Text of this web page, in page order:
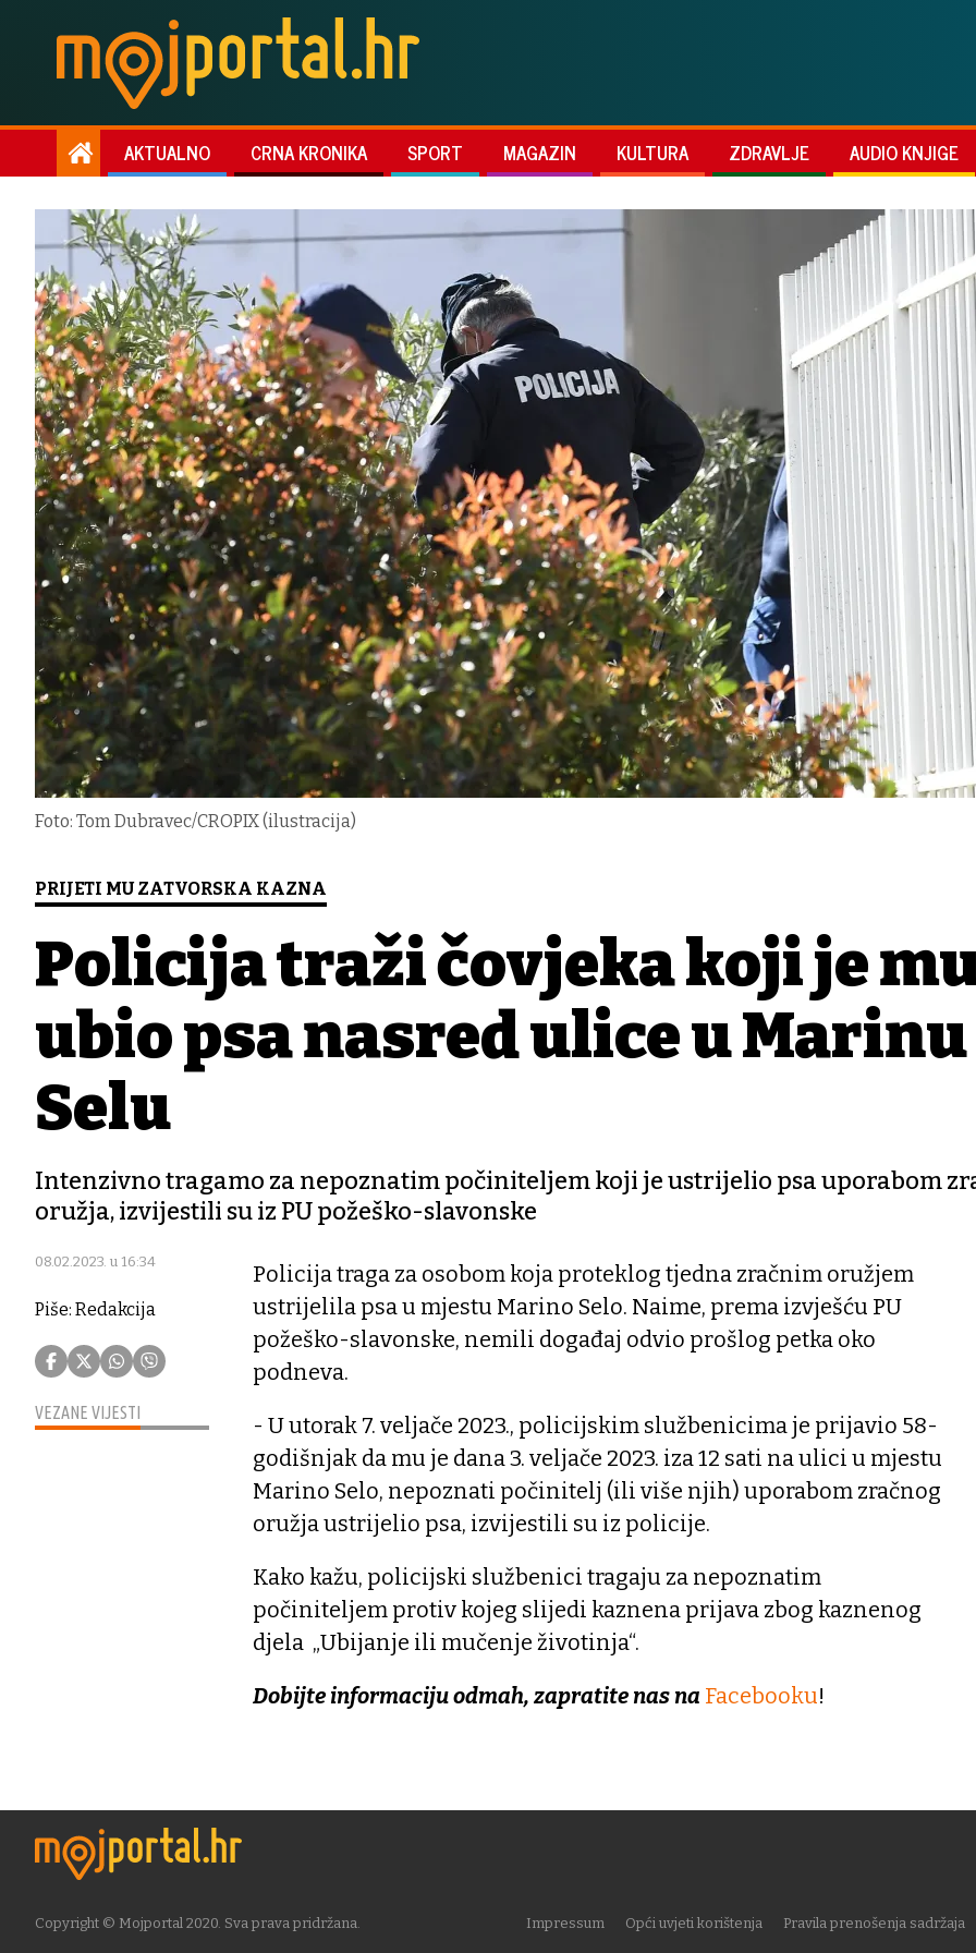
AKTUALNO CRNA KRONIKA SPORT MAGAZIN KULTURA ZDRAVLJE AUDIO KNJIGE
Foto: Tom Dubravec/CROPIX (ilustracija)
PRIJETI MU ZATVORSKA KAZNA
Policija traži čovjeka koji je
ubio psa nasred ulice u Marinu
Selu
Intenzivno tragamo za nepoznatim počiniteljem koji je ustrijelio psa uporabom
oružja, izvijestili su iz PU požeško-slavonske
08.02.2023. u 16:34
Piše: Redakcija
VEZANE VIJESTI
Policija traga za osobom koja proteklog tjedna zračnim oružjem
ustrijelila psa u mjestu Marino Selo. Naime, prema izvješću PU
požeško-slavonske, nemili događaj odvio prošlog petka oko
podneva.
- U utorak 7. veljače 2023., policijskim službenicima je prijavio 58-
godišnjak da mu je dana 3. veljače 2023. iza 12 sati na ulici u mjestu
Marino Selo, nepoznati počinitelj (ili više njih) uporabom zračnog
oružja ustrijelio psa, izvijestili su iz policije.
Kako kažu, policijski službenici tragaju za nepoznatim
počiniteljem protiv kojeg slijedi kaznena prijava zbog kaznenog
djela „Ubijanje ili mučenje životinja“.
Dobijte informaciju odmah, zapratite nas na Facebooku!
Copyright © Mojportal 2020. Sva prava pridržana. Impressum Opći uvjeti korištenja Pravila prenošenja sadržaja